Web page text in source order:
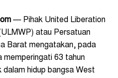
— Pihak United Liberation
atau Persatuan
Barat mengatakan, pada
memperingati 63 tahun
dalam hidup bangsa West